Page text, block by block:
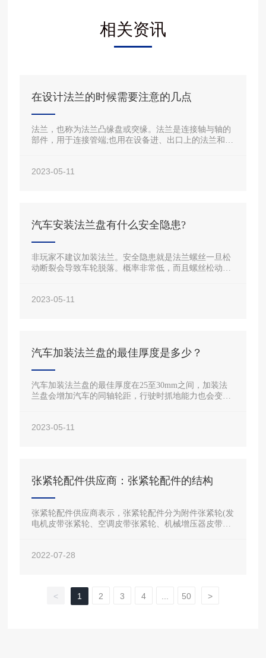
相关资讯
在设计法兰的时候需要注意的几点
法兰，也称为法兰凸缘盘或突缘。法兰是连接轴与轴的
部件，用于连接管端;也用在设备进、出口上的法兰和两
2023-05-11
汽车安装法兰盘有什么安全隐患?
非玩家不建议加装法兰。安全隐患就是法兰螺丝一旦松
动断裂会导致车轮脱落。概率非常低，而且螺丝松动后
没有松动断裂，但是法兰盘因为强度不足而破裂了!这时
2023-05-11
汽车加装法兰盘的最佳厚度是多少？
汽车加装法兰盘的最佳厚度在25至30mm之间，加装法
兰盘会增加汽车的同轴轮距，行驶时抓地能力也会变
盘后，会使汽车轮胎的轮圈与翼子板齐平，车子看起来
2023-05-11
张紧轮配件供应商：张紧轮配件的结构
张紧轮配件供应商表示，张紧轮配件分为附件张紧轮(发
电机皮带张紧轮、空调皮带张紧轮、机械增压器皮带张
壳体、张紧臂、轮体、扭力弹簧、滚动轴承和弹簧套筒
2022-07-28
< 1 2 3 4 50 >